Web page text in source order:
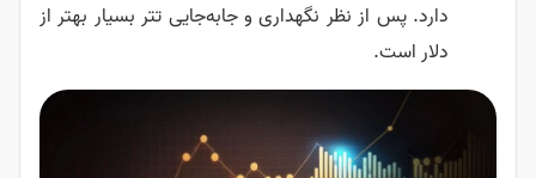
دارد. پس از نظر نگهداری و جابه‌جایی تتر بسیار بهتر از
دلار است.